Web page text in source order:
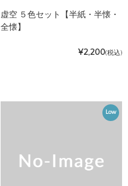
虚空 ５色セット【半紙・半懐・
全懐】
¥2,200(税込)
Low